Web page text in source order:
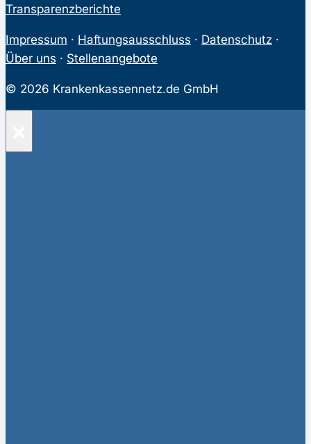
Transparenzberichte
Impressum · Haftungsausschluss · Datenschutz ·
Über uns · Stellenangebote
© 2026 Krankenkassennetz.de GmbH